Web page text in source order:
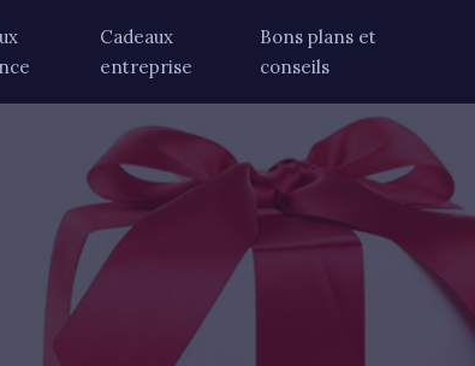
Cadeaux
entreprise
Bons plans et
conseils